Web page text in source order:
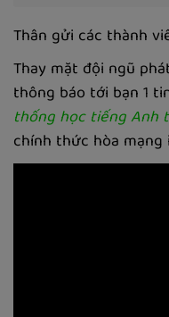
Thân gửi các thành
Thay mặt đội ngũ
thông báo tới bạn 1
thống học tiếng Anh
chính thức hòa mạng